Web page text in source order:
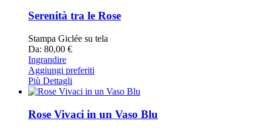
Serenità tra le Rose
Stampa Giclée su tela
Da: 80,00 €
Ingrandire
Aggiungi preferiti
Più Dettagli
Rose Vivaci in un Vaso Blu